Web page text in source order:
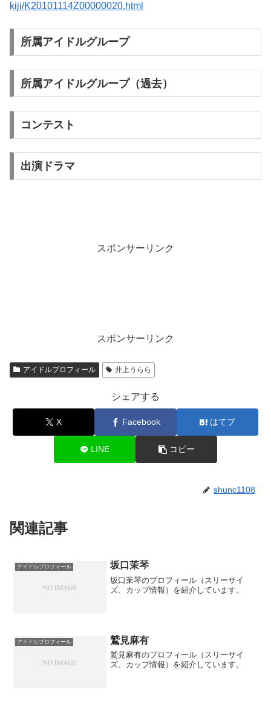
kiji/K20101114Z00000020.html
所属アイドルグループ
所属アイドルグループ（過去）
コンテスト
出演ドラマ
スポンサーリンク
スポンサーリンク
アイドルプロフィール 井上うらら
シェアする
X Facebook はてブ
LINE コピー
shunc1108
関連記事
アイドルプロフィール 坂口茉琴
坂口茉琴のプロフィール（スリーサイ
ズ、カップ情報）を紹介しています。
アイドルプロフィール 鷲見麻有
鷲見麻有のプロフィール（スリーサイ
ズ、カップ情報）を紹介しています。